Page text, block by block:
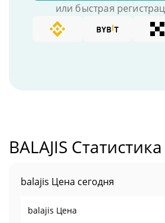
или быстрая
BALAJIS
balajis Цена сегодня
balajis Цена